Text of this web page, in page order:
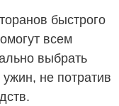
быстрого
всем
выбрать
не потратив